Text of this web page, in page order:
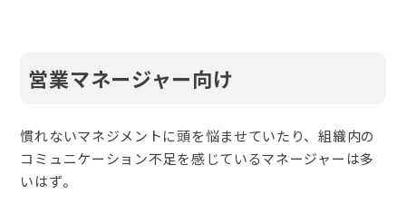
営業マネージャー向け
慣れないマネジメントに頭を悩ませていたり、組織内の
コミュニケーション不足を感じているマネージャーは多
いはず。